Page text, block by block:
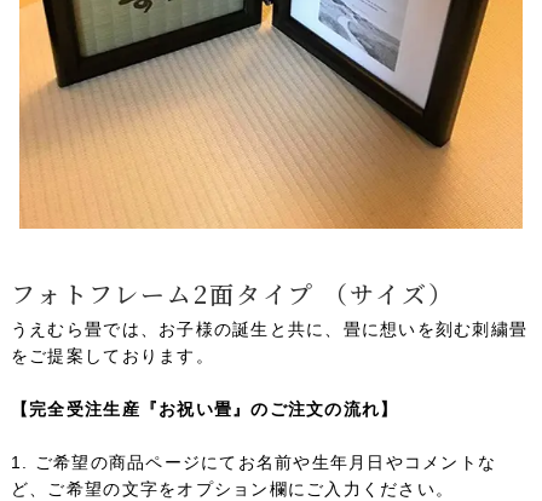
フォトフレーム2面タイプ （サイズ）
うえむら畳では、お子様の誕生と共に、畳に想いを刻む刺繍畳
をご提案しております。
【完全受注生産『お祝い畳』のご注文の流れ】
1. ご希望の商品ページにてお名前や生年月日やコメントな
ど、ご希望の文字をオプション欄にご入力ください。